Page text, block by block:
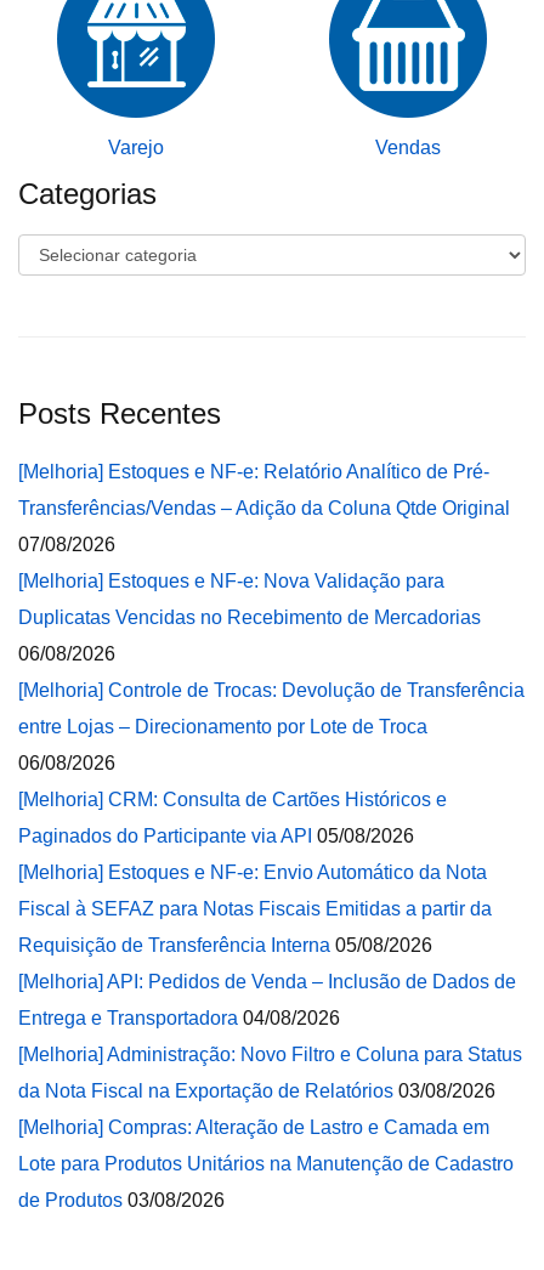
Varejo Vendas
Categorias
Categorias
Posts Recentes
[Melhoria] Estoques e NF-e: Relatório Analítico de Pré-
Transferências/Vendas – Adição da Coluna Qtde Original
07/08/2026
[Melhoria] Estoques e NF-e: Nova Validação para
Duplicatas Vencidas no Recebimento de Mercadorias
06/08/2026
[Melhoria] Controle de Trocas: Devolução de Transferência
entre Lojas – Direcionamento por Lote de Troca
06/08/2026
[Melhoria] CRM: Consulta de Cartões Históricos e
Paginados do Participante via API 05/08/2026
[Melhoria] Estoques e NF-e: Envio Automático da Nota
Fiscal à SEFAZ para Notas Fiscais Emitidas a partir da
Requisição de Transferência Interna 05/08/2026
[Melhoria] API: Pedidos de Venda – Inclusão de Dados de
Entrega e Transportadora 04/08/2026
[Melhoria] Administração: Novo Filtro e Coluna para Status
da Nota Fiscal na Exportação de Relatórios 03/08/2026
[Melhoria] Compras: Alteração de Lastro e Camada em
Lote para Produtos Unitários na Manutenção de Cadastro
de Produtos 03/08/2026